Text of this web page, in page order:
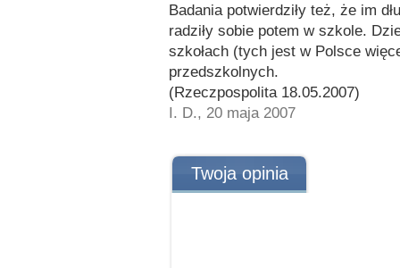
Badania potwierdziły też, że im
radziły sobie potem w szkole.
szkołach (tych jest w Polsce
przedszkolnych.
(Rzeczpospolita 18.05.2007)
I. D., 20 maja 2007
Twoja opinia